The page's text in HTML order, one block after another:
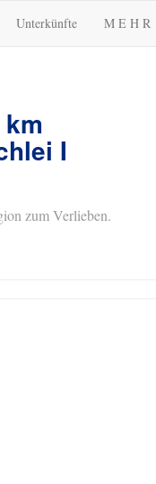
Unterkünfte M E H R
I
zum Verlieben.